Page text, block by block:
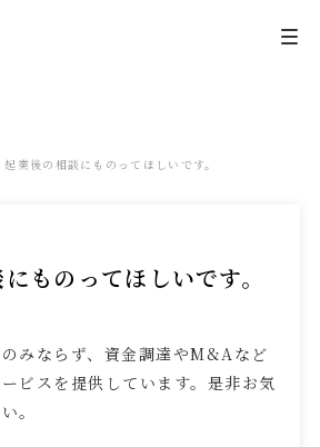
起業後の相談にものってほしいです。
ものってほしいです。
みならず、資金調達やM&Aなど
ビスを提供しています。是非お気
。